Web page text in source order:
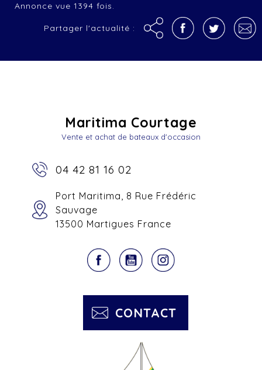
Annonce vue 1394 fois.
Partager l'actualité :
Maritima Courtage
Vente et achat de bateaux d'occasion
04 42 81 16 02
Port Maritima, 8 Rue Frédéric
Sauvage
13500 Martigues France
CONTACT